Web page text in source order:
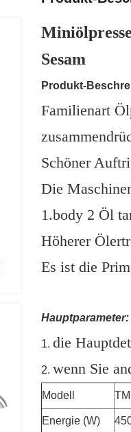
Sesam
Produkt-
Familienart
Schöner
Die
1.body 2 Öl
Höherer
Es ist die
Hauptparameter:
1. die
2. wenn Sie
Modell
Energie (W)